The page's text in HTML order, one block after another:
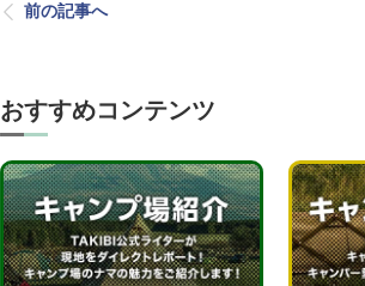
前の記事へ
おすすめコンテンツ